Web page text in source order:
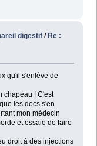
digestif / Re :
qu'il s'enlève de
chapeau ! C'est
les docs s'en
mon médecin
et essaie de faire
droit à des injections